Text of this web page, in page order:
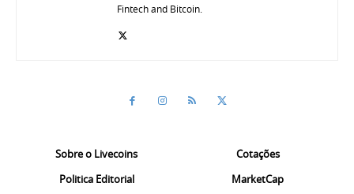
Fintech and Bitcoin.
Sobre o Livecoins
Politica Editorial
Cotações
MarketCap